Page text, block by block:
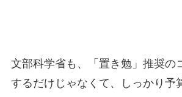
文部科学省も、「置き勉」推奨の
するだけじゃなくて、しっかり予